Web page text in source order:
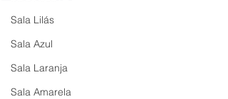
Sala Lilás
Sala Azul
Sala Laranja
Sala Amarela